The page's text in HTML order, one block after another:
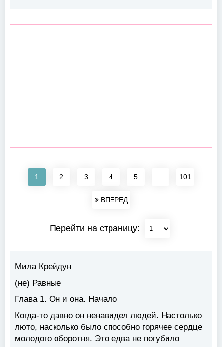
1 2 3 4 5 101
ВПЕРЕД
Перейти на страницу:
Мила Крейдун
(не) Равные
Глава 1. Он и она. Начало
Когда-то давно он ненавидел людей. Настолько
люто, насколько было способно горячее сердце
молодого оборотня. Это едва не погубило